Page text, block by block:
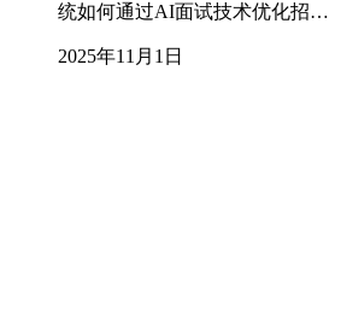
统如何通过AI面试技术优化招…
2025年11月1日